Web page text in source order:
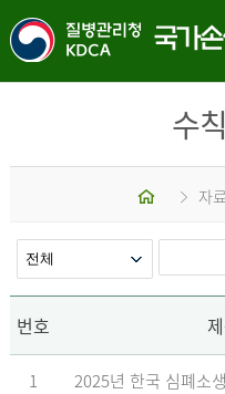
수
자
번호
1 2025년 한국 심폐소